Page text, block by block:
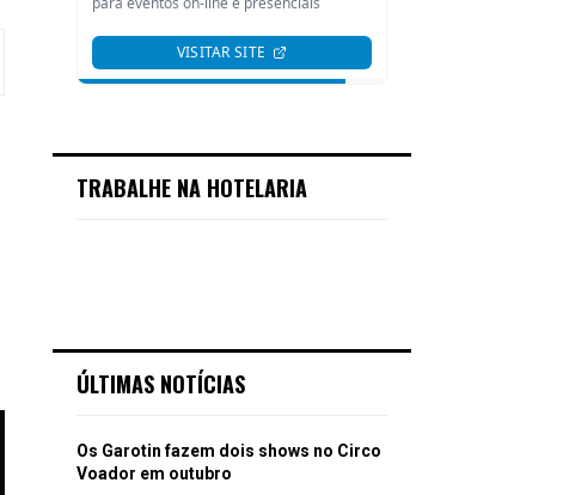
TRABALHE NA HOTELARIA
ÚLTIMAS NOTÍCIAS
Os Garotin fazem dois shows no Circo
Voador em outubro